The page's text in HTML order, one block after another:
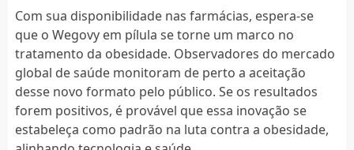
Com sua disponibilidade nas farmácias, espera-se
que o Wegovy em pílula se torne um marco no
tratamento da obesidade. Observadores do mercado
global de saúde monitoram de perto a aceitação
desse novo formato pelo público. Se os resultados
forem positivos, é provável que essa inovação se
estabeleça como padrão na luta contra a obesidade,